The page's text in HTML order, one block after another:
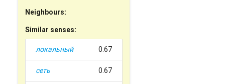
Neighbours:
Similar senses:
локальный 0.67
сеть 0.67